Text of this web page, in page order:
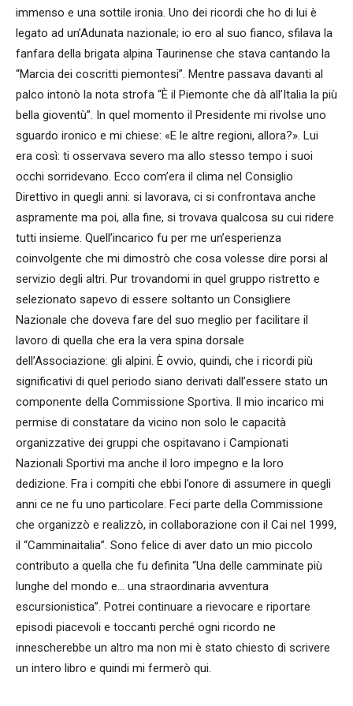
immenso e una sottile ironia. Uno dei ricordi che ho di lui è
legato ad un’Adunata nazionale; io ero al suo fianco, sfilava la
fanfara della brigata alpina Taurinense che stava cantando la
“Marcia dei coscritti piemontesi”. Mentre passava davanti al
palco intonò la nota strofa “È il Piemonte che dà all’Italia la più
bella gioventù”. In quel momento il Presidente mi rivolse uno
sguardo ironico e mi chiese: «E le altre regioni, allora?». Lui
era così: ti osservava severo ma allo stesso tempo i suoi
occhi sorridevano. Ecco com’era il clima nel Consiglio
Direttivo in quegli anni: si lavorava, ci si confrontava anche
aspramente ma poi, alla fine, si trovava qualcosa su cui ridere
tutti insieme. Quell’incarico fu per me un’esperienza
coinvolgente che mi dimostrò che cosa volesse dire porsi al
servizio degli altri. Pur trovandomi in quel gruppo ristretto e
selezionato sapevo di essere soltanto un Consigliere
Nazionale che doveva fare del suo meglio per facilitare il
lavoro di quella che era la vera spina dorsale
dell’Associazione: gli alpini. È ovvio, quindi, che i ricordi più
significativi di quel periodo siano derivati dall’essere stato un
componente della Commissione Sportiva. Il mio incarico mi
permise di constatare da vicino non solo le capacità
organizzative dei gruppi che ospitavano i Campionati
Nazionali Sportivi ma anche il loro impegno e la loro
dedizione. Fra i compiti che ebbi l’onore di assumere in quegli
anni ce ne fu uno particolare. Feci parte della Commissione
che organizzò e realizzò, in collaborazione con il Cai nel 1999,
il “Camminaitalia”. Sono felice di aver dato un mio piccolo
contributo a quella che fu definita “Una delle camminate più
lunghe del mondo e… una straordinaria avventura
escursionistica”. Potrei continuare a rievocare e riportare
episodi piacevoli e toccanti perché ogni ricordo ne
innescherebbe un altro ma non mi è stato chiesto di scrivere
un intero libro e quindi mi fermerò qui.